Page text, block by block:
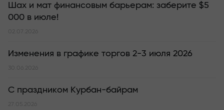
Шах и мат финансовым барьерам: заберите $5
000 в июле!
02.07.2026
Изменения в графике торгов 2-3 июля 2026
30.06.2026
С праздником Курбан-байрам
27.05.2026